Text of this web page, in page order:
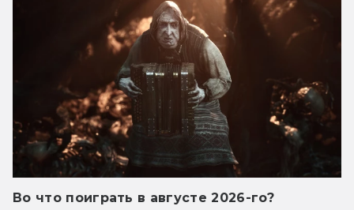
Во что поиграть в августе 2026-го?